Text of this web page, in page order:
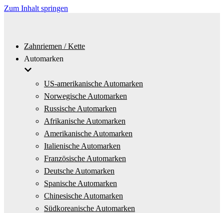
Zum Inhalt springen
Zahnriemen / Kette
Automarken
US-amerikanische Automarken
Norwegische Automarken
Russische Automarken
Afrikanische Automarken
Amerikanische Automarken
Italienische Automarken
Französische Automarken
Deutsche Automarken
Spanische Automarken
Chinesische Automarken
Südkoreanische Automarken